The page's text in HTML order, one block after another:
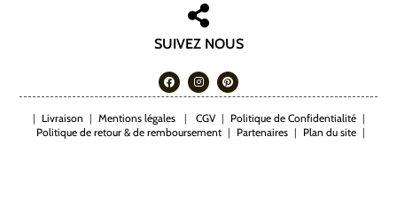
SUIVEZ NOUS
| Livraison | Mentions légales | CGV | Politique de Confidentialité |
Politique de retour & de remboursement | Partenaires | Plan du site |